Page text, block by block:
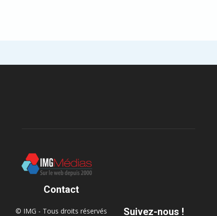
Contact
© IMG - Tous droits réservés Suivez-nous !